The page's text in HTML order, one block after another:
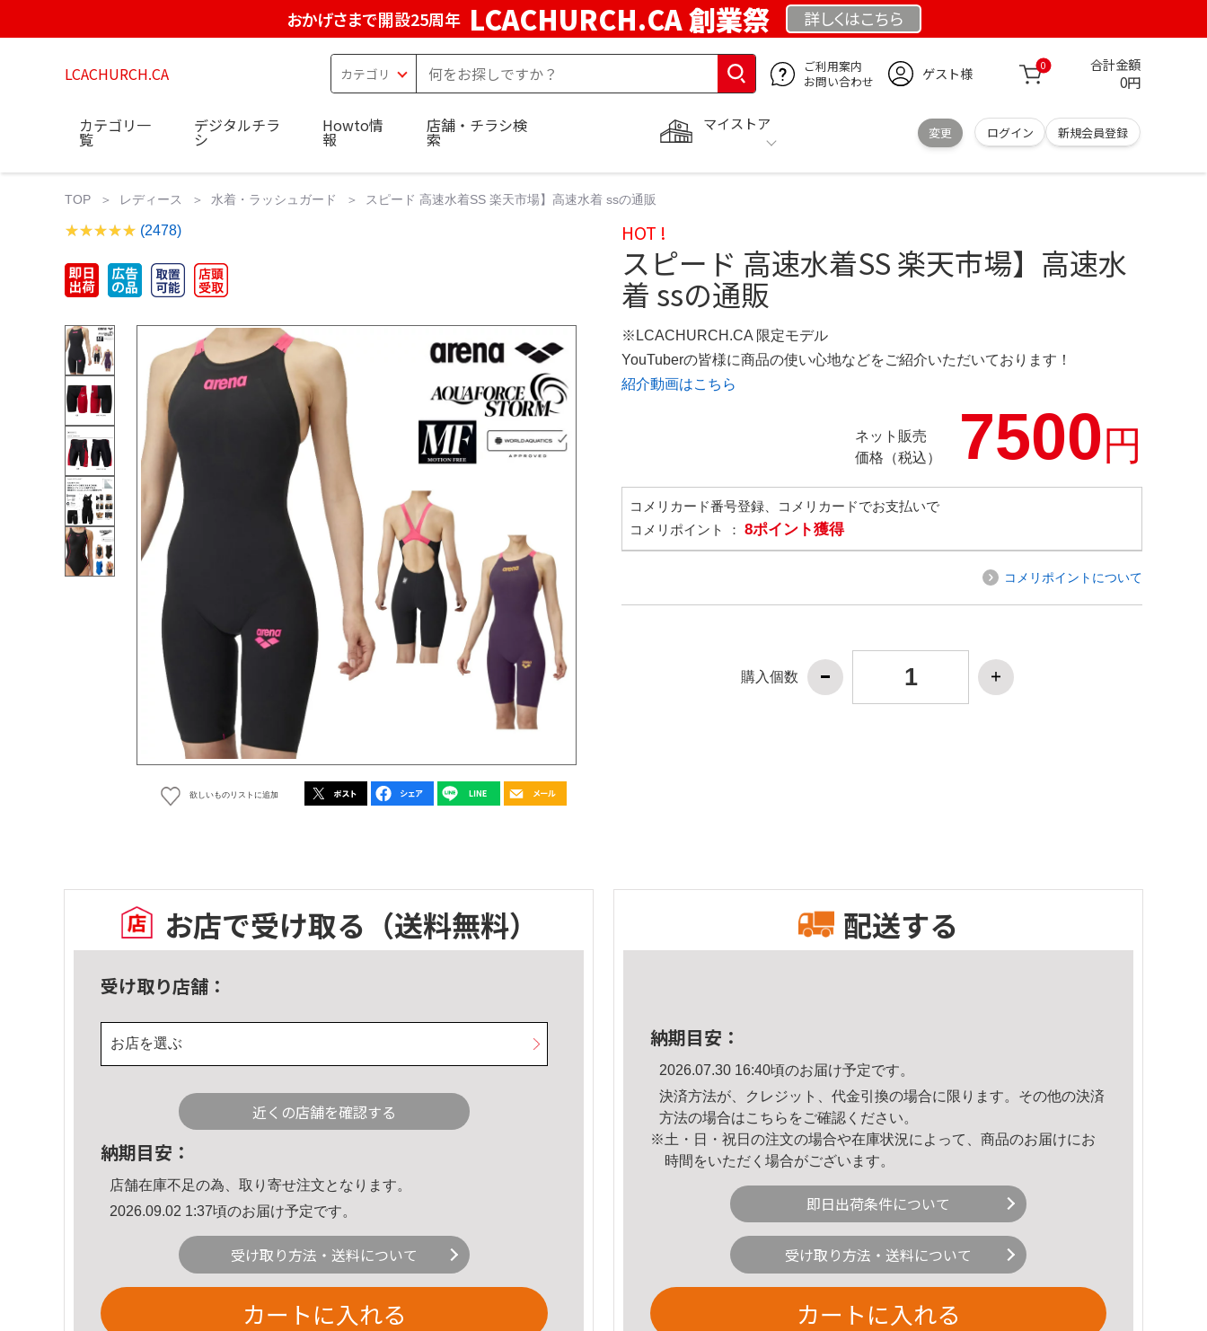
おかげさまで開設25周年 LCACHURCH.CA 創業祭 詳しくはこちら
LCACHURCH.CA
ご利用案内
お問い合わせ
ゲスト様 0 合計金額
0円
マイストア
変更 ログイン 新規会員登録
カテゴリ一
覧
デジタルチラ
シ
Howto情
報
店舗・チラシ検
索
TOP レディース 水着・ラッシュガード スピード 高速水着SS 楽天市場】高速水着 ssの通販
(2478)
欲しいものリストに追加
HOT !
スピード 高速水着SS 楽天市場】高速水
着 ssの通販
※LCACHURCH.CA 限定モデル
YouTuberの皆様に商品の使い心地などをご紹介いただいております！
紹介動画はこちら
ネット販売
価格（税込）
7500円
コメリカード番号登録、コメリカードでお支払いで
コメリポイント ： 8ポイント獲得
コメリポイントについて
購入個数
お店で受け取る （送料無料）
受け取り店舗：
お店を選ぶ
近くの店舗を確認する
納期目安：
店舗在庫不足の為、取り寄せ注文となります。
2026.09.02 1:37頃のお届け予定です。
受け取り方法・送料について
カートに入れる
配送する
納期目安：
2026.07.30 16:40頃のお届け予定です。
決済方法が、クレジット、代金引換の場合に限ります。その他の決済
方法の場合はこちら をご確認ください。
※土・日・祝日の注文の場合や在庫状況によって、商品のお届けにお
時間をいただく場合がございます。
即日出荷条件について
受け取り方法・送料について
カートに入れる